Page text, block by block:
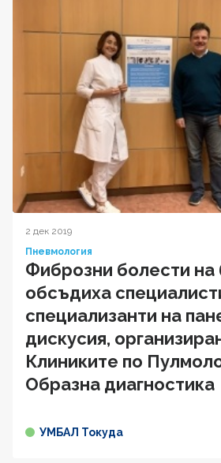
2 дек 2019
Пневмология
Фиброзни болести на
обсъдиха
специализанти на
дискусия,
Клиниките по
Образна диагностика
УМБАЛ Токуда